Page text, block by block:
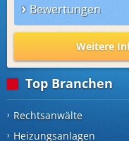
Bewertungen
Weitere
Top Branchen
Rechtsanwälte
Heizungsanlagen